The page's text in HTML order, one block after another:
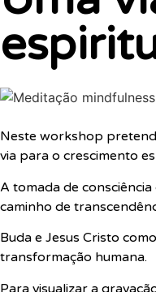
Neste workshop
via para o crescimento
A tomada de
caminho de
Buda e Jesus Cristo
transformação humana.
Para visualizar a